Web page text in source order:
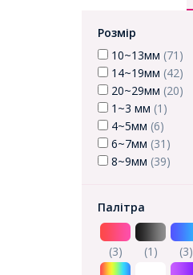
Розмір
10~13мм (71)
14~19мм (42)
20~29мм (20)
1~3 мм (1)
4~5мм (6)
6~7мм (31)
8~9мм (39)
Палітра
(3) (1) (3)